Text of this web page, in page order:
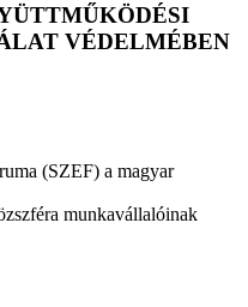
VÉDELMÉBEN
(SZEF) a magyar
munkavállalóinak